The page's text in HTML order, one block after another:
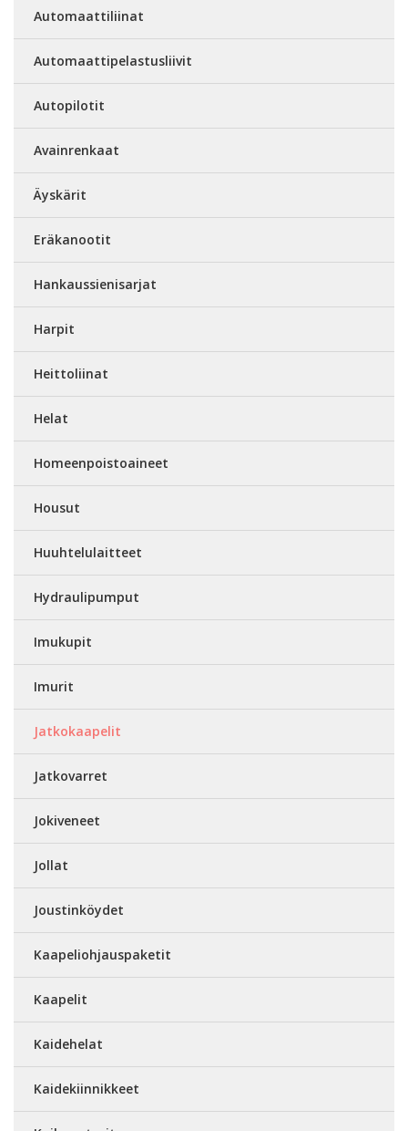
Automaattiliinat
Automaattipelastusliivit
Autopilotit
Avainrenkaat
Äyskärit
Eräkanootit
Hankaussienisarjat
Harpit
Heittoliinat
Helat
Homeenpoistoaineet
Housut
Huuhtelulaitteet
Hydraulipumput
Imukupit
Imurit
Jatkokaapelit
Jatkovarret
Jokiveneet
Jollat
Joustinköydet
Kaapeliohjauspaketit
Kaapelit
Kaidehelat
Kaidekiinnikkeet